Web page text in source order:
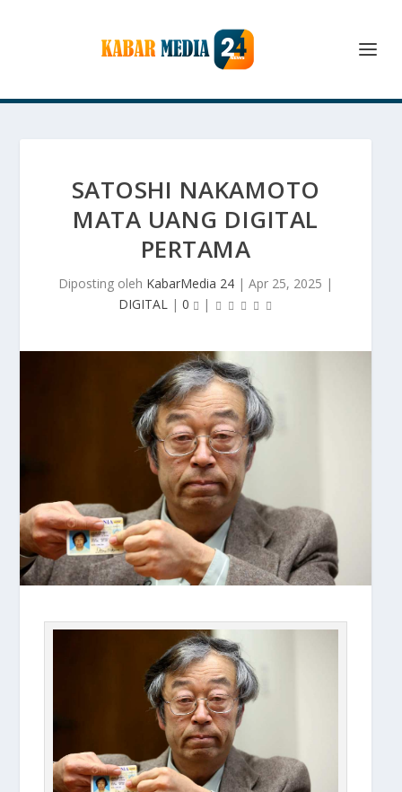
SATOSHI NAKAMOTO
MATA UANG DIGITAL
PERTAMA
Diposting oleh KabarMedia 24 | Apr 25, 2025 |
DIGITAL | 0 |